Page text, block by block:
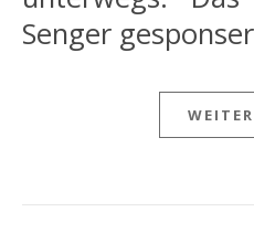
Senger